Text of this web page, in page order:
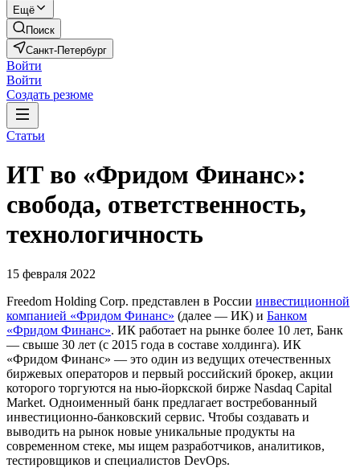
Ещё
Поиск
Санкт-Петербург
Войти
Войти
Создать резюме
Статьи
ИТ во «Фридом Финанс»:
свобода, ответственность,
технологичность
15 февраля 2022
Freedom Holding Corp. представлен в России инвестиционной
компанией «Фридом Финанс» (далее — ИК) и Банком
«Фридом Финанс». ИК работает на рынке более 10 лет, Банк
— свыше 30 лет (с 2015 года в составе холдинга). ИК
«Фридом Финанс» — это один из ведущих отечественных
биржевых операторов и первый российский брокер, акции
которого торгуются на нью-йоркской бирже Nasdaq Capital
Market. Одноименный банк предлагает востребованный
инвестиционно-банковский сервис. Чтобы создавать и
выводить на рынок новые уникальные продукты на
современном стеке, мы ищем разработчиков, аналитиков,
тестировщиков и специалистов DevOps.